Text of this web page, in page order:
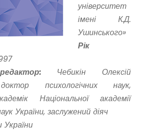
університет
імені К.Д.
Ушинського»
Рік
Чебикін Олексій
психологічних наук,
Національної академії
України, заслужений діяч
України